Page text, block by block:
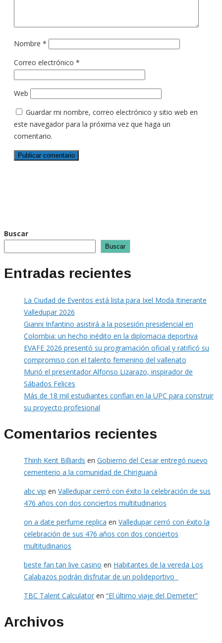
Nombre *
Correo electrónico *
Web
Guardar mi nombre, correo electrónico y sitio web en
este navegador para la próxima vez que haga un
comentario.
Buscar
Buscar
Entradas recientes
La Ciudad de Eventos está lista para Ixel Moda Itinerante
Valledupar 2026
Gianni Infantino asistirá a la posesión presidencial en
Colombia: un hecho inédito en la diplomacia deportiva
EVAFE 2026 presentó su programación oficial y ratificó su
compromiso con el talento femenino del vallenato
Murió el presentador Alfonso Lizarazo, inspirador de
Sábados Felices
Más de 18 mil estudiantes confían en la UPC para construir
su proyecto profesional
Comentarios recientes
Thinh Kent Billiards en Gobierno del Cesar entregó nuevo
cementerio a la comunidad de Chiriguaná
abc vip en Valledupar cerró con éxito la celebración de sus
476 años con dos conciertos multitudinarios
on a date perfume replica en Valledupar cerró con éxito la
celebración de sus 476 años con dos conciertos
multitudinarios
beste fan tan live casino en Habitantes de la vereda Los
Calabazos podrán disfrutar de un polideportivo
TBC Talent Calculator en “El último viaje del Demeter”
Archivos